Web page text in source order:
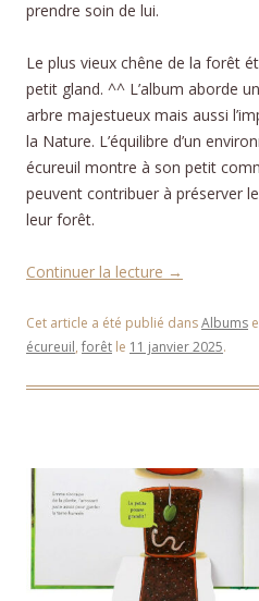
prendre soin de lui.
Le plus vieux chêne de la forêt
petit gland. ^^ L’album aborde
arbre majestueux mais aussi
la Nature. L’équilibre d’un
écureuil montre à son petit
peuvent contribuer à préserver
leur forêt.
Continuer la lecture →
Cet article a été publié dansAlbums
écureuil, forêt le 11 janvier 2025.